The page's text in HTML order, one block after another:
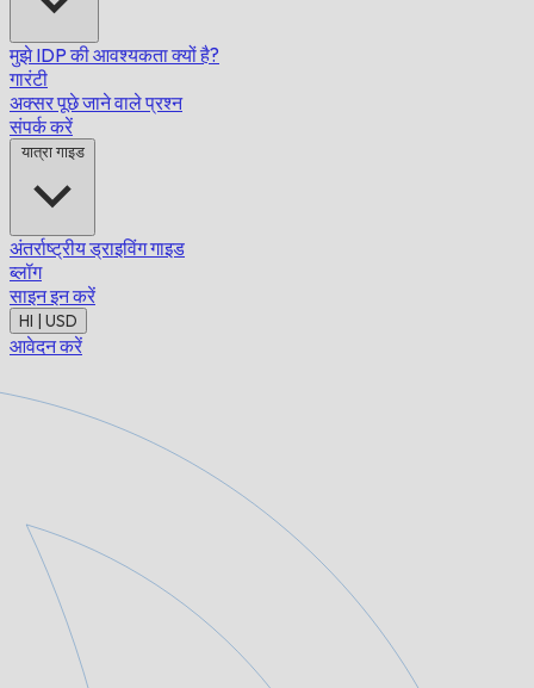
मुझे IDP की आवश्यकता क्यों है?
गारंटी
अक्सर पूछे जाने वाले प्रश्न
संपर्क करें
यात्रा गाइड
अंतर्राष्ट्रीय ड्राइविंग गाइड
ब्लॉग
साइन इन करें
HI | USD
आवेदन करें